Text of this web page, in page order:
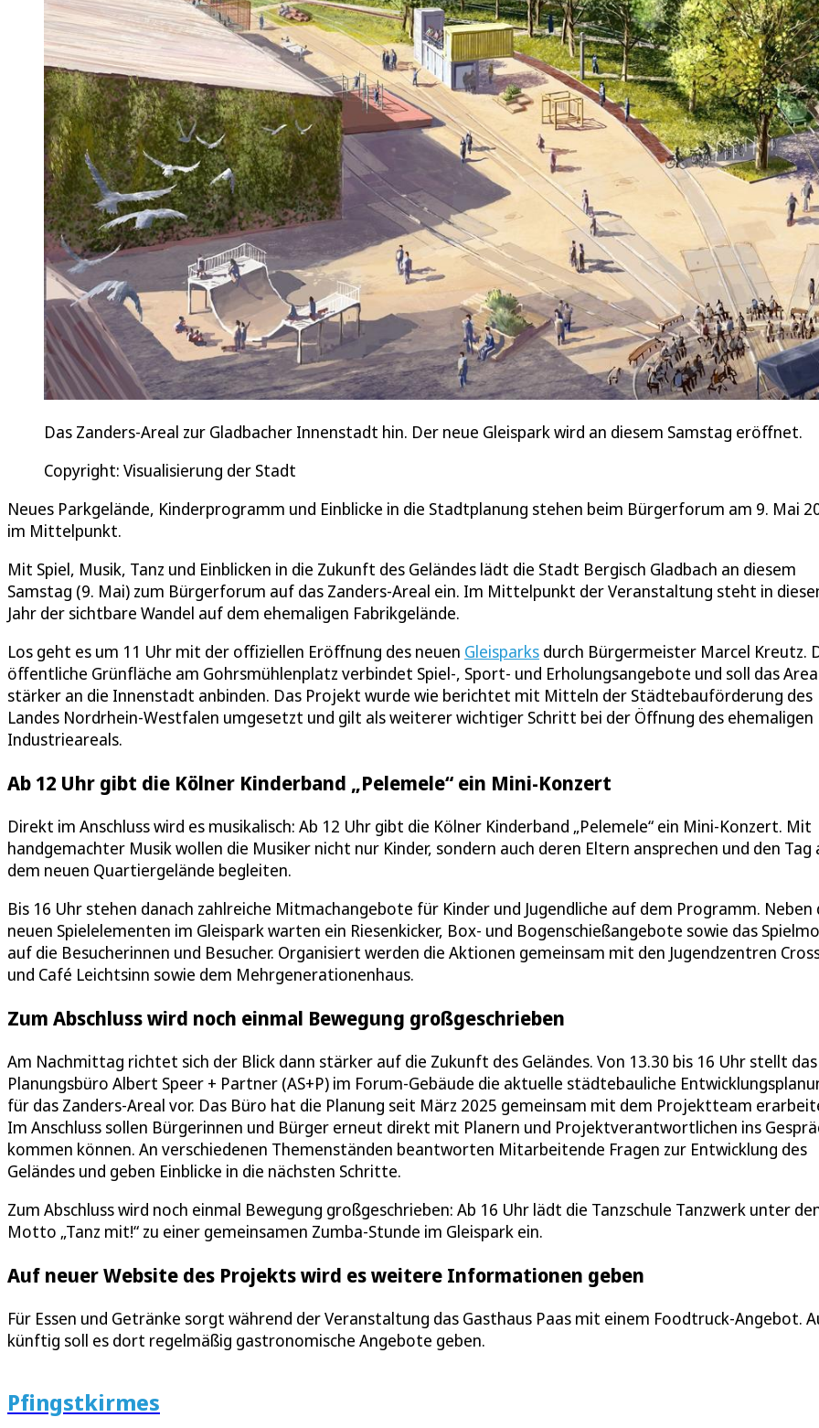
Das Zanders-Areal zur Gladbacher Innenstadt hin. Der neue Gleispark wird an diesem Samstag eröffnet.
Copyright: Visualisierung der Stadt
Neues Parkgelände, Kinderprogramm und Einblicke in die Stadtplanung stehen beim Bürgerforum am 9. Mai
im Mittelpunkt.
Mit Spiel, Musik, Tanz und Einblicken in die Zukunft des Geländes lädt die Stadt Bergisch Gladbach an diesem
Samstag (9. Mai) zum Bürgerforum auf das Zanders-Areal ein. Im Mittelpunkt der Veranstaltung steht in
Jahr der sichtbare Wandel auf dem ehemaligen Fabrikgelände.
Los geht es um 11 Uhr mit der offiziellen Eröffnung des neuen Gleisparks durch Bürgermeister Marcel Kreutz.
öffentliche Grünfläche am Gohrsmühlenplatz verbindet Spiel-, Sport- und Erholungsangebote und soll das
stärker an die Innenstadt anbinden. Das Projekt wurde wie berichtet mit Mitteln der Städtebauförderung des
Landes Nordrhein-Westfalen umgesetzt und gilt als weiterer wichtiger Schritt bei der Öffnung des ehemaligen
Industrieareals.
Ab 12 Uhr gibt die Kölner Kinderband „Pelemele“ ein Mini-Konzert
Direkt im Anschluss wird es musikalisch: Ab 12 Uhr gibt die Kölner Kinderband „Pelemele“ ein Mini-Konzert. Mit
handgemachter Musik wollen die Musiker nicht nur Kinder, sondern auch deren Eltern ansprechen und den Tag
dem neuen Quartiergelände begleiten.
Bis 16 Uhr stehen danach zahlreiche Mitmachangebote für Kinder und Jugendliche auf dem Programm. Neben
neuen Spielelementen im Gleispark warten ein Riesenkicker, Box- und Bogenschießangebote sowie das
auf die Besucherinnen und Besucher. Organisiert werden die Aktionen gemeinsam mit den Jugendzentren
und Café Leichtsinn sowie dem Mehrgenerationenhaus.
Zum Abschluss wird noch einmal Bewegung großgeschrieben
Am Nachmittag richtet sich der Blick dann stärker auf die Zukunft des Geländes. Von 13.30 bis 16 Uhr stellt das
Planungsbüro Albert Speer + Partner (AS+P) im Forum-Gebäude die aktuelle städtebauliche
für das Zanders-Areal vor. Das Büro hat die Planung seit März 2025 gemeinsam mit dem Projektteam
Im Anschluss sollen Bürgerinnen und Bürger erneut direkt mit Planern und Projektverantwortlichen ins
kommen können. An verschiedenen Themenständen beantworten Mitarbeitende Fragen zur Entwicklung des
Geländes und geben Einblicke in die nächsten Schritte.
Zum Abschluss wird noch einmal Bewegung großgeschrieben: Ab 16 Uhr lädt die Tanzschule Tanzwerk unter
Motto „Tanz mit!“ zu einer gemeinsamen Zumba-Stunde im Gleispark ein.
Auf neuer Website des Projekts wird es weitere Informationen geben
Für Essen und Getränke sorgt während der Veranstaltung das Gasthaus Paas mit einem Foodtruck-Angebot.
künftig soll es dort regelmäßig gastronomische Angebote geben.
Pfingstkirmes